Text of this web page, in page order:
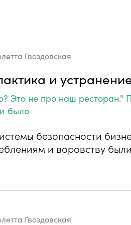
Гвоздовская
и
Это не про наш ресторан."
было
безопасности
и воровству
Гвоздовская